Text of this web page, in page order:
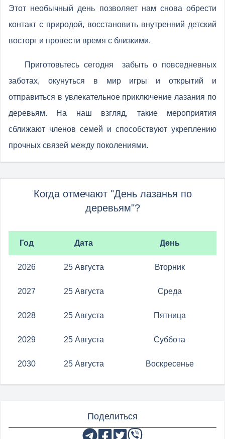
Этот необычный день позволяет нам снова обрести
контакт с природой, восстановить внутренний детский
восторг и провести время с близкими.
Приготовьтесь сегодня забыть о повседневных
заботах, окунуться в мир игры и открытий и
отправиться в увлекательное приключение лазания по
деревьям. На наш взгляд, такие мероприятия
сближают членов семей и способствуют укреплению
прочных связей между поколениями.
Когда отмечают "День лазанья по
деревьям"?
Год Дата День
2026 25 Августа Вторник
2027 25 Августа Среда
2028 25 Августа Пятница
2029 25 Августа Суббота
2030 25 Августа Воскресенье
Поделиться